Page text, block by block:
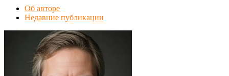
Об авторе
Недавние публикации